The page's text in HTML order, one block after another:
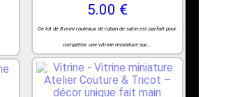
5.00 €
Ce lot de 8 mini rouleaux de ruban de satin est parfait pour
compléter une vitrine miniature sur...